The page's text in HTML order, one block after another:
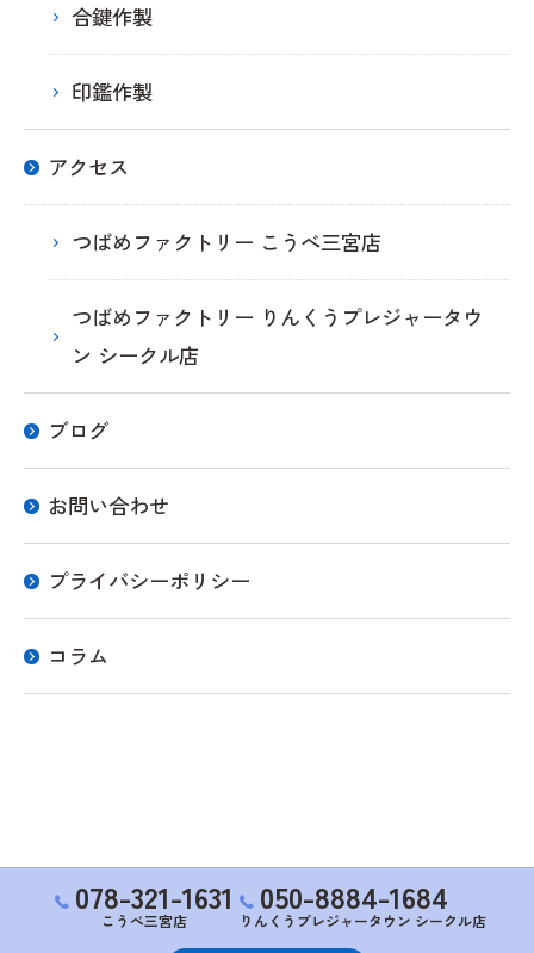
合鍵作製
印鑑作製
アクセス
つばめファクトリー こうべ三宮店
つばめファクトリー りんくうプレジャータウ
ン シークル店
ブログ
お問い合わせ
プライバシーポリシー
コラム
078-321-1631
こうべ三宮店
050-8884-1684
りんくうプレジャータウン シークル店